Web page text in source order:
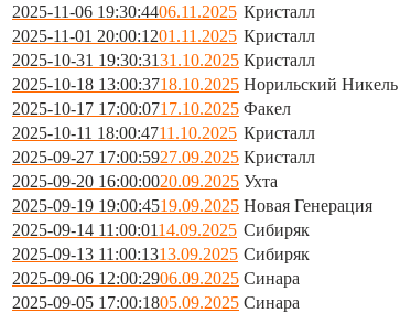
2025-11-06 19:30:4406.11.2025 Кристалл
2025-11-01 20:00:1201.11.2025 Кристалл
2025-10-31 19:30:3131.10.2025 Кристалл
2025-10-18 13:00:3718.10.2025 Норильский Никель
2025-10-17 17:00:0717.10.2025 Факел
2025-10-11 18:00:4711.10.2025 Кристалл
2025-09-27 17:00:5927.09.2025 Кристалл
2025-09-20 16:00:0020.09.2025 Ухта
2025-09-19 19:00:4519.09.2025 Новая Генерация
2025-09-14 11:00:0114.09.2025 Сибиряк
2025-09-13 11:00:1313.09.2025 Сибиряк
2025-09-06 12:00:2906.09.2025 Синара
2025-09-05 17:00:1805.09.2025 Синара